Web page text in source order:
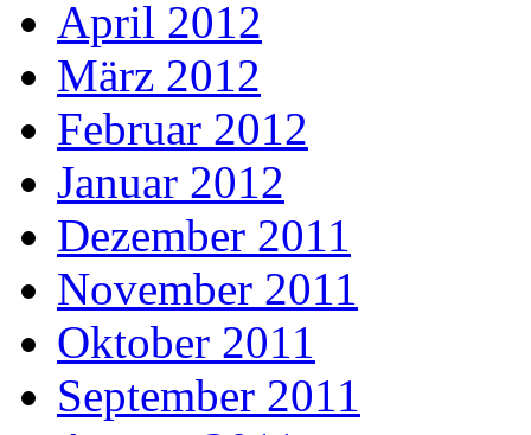
April 2012
März 2012
Februar 2012
Januar 2012
Dezember 2011
November 2011
Oktober 2011
September 2011